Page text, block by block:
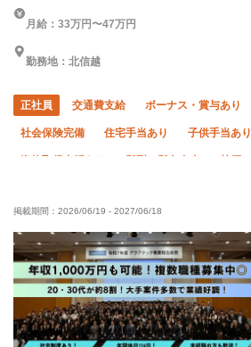
月給：33万円〜47万円
勤務地：北信越
正社員 交通費支給 ボーナス・賞与あり
社会保険完備 住宅手当あり 子供手当あり
60代以上活躍中 残業月20時間以下
直帰・直行OK 夏季休暇 年末年始休暇
車・バイク通勤OK
掲載期間： 2026/06/19 - 2027/06/18